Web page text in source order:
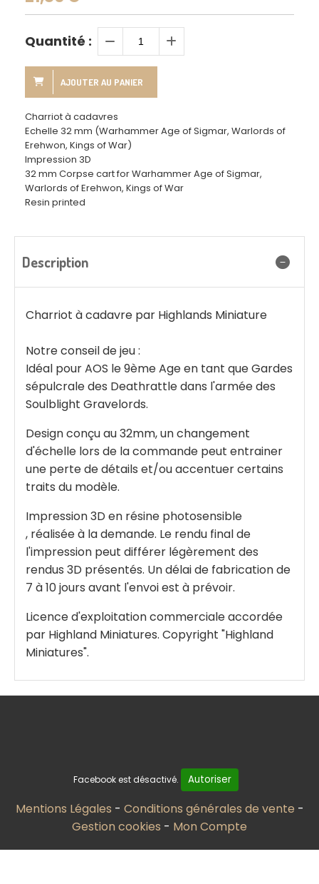
Quantité :
AJOUTER AU PANIER
Charriot à cadavres
Echelle 32 mm (Warhammer Age of Sigmar, Warlords of
Erehwon, Kings of War)
Impression 3D
32 mm Corpse cart for Warhammer Age of Sigmar,
Warlords of Erehwon, Kings of War
Resin printed
Description
Charriot à cadavre par Highlands Miniature
Notre conseil de jeu :
Idéal pour AOS le 9ème Age en tant que Gardes
sépulcrale des Deathrattle dans l'armée des
Soulblight Gravelords.
Design conçu au 32mm, un changement
d'échelle lors de la commande peut entrainer
une perte de détails et/ou accentuer certains
traits du modèle.
Impression 3D en résine photosensible
, réalisée à la demande. Le rendu final de
l'impression peut différer légèrement des
rendus 3D présentés. Un délai de fabrication de
7 à 10 jours avant l'envoi est à prévoir.
Licence d'exploitation commerciale accordée
par Highland Miniatures. Copyright "Highland
Miniatures".
Facebook est désactivé. Autoriser
Mentions Légales
Conditions générales de vente
Gestion cookies
Mon Compte